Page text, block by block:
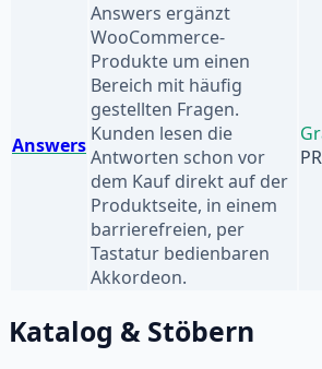
Answers
Answers ergänzt
WooCommerce-
Produkte um einen
Bereich mit häufig
gestellten Fragen.
Kunden lesen die
Antworten schon vor
dem Kauf direkt auf der
Produktseite, in einem
barrierefreien, per
Tastatur bedienbaren
Akkordeon.
Katalog & Stöbern